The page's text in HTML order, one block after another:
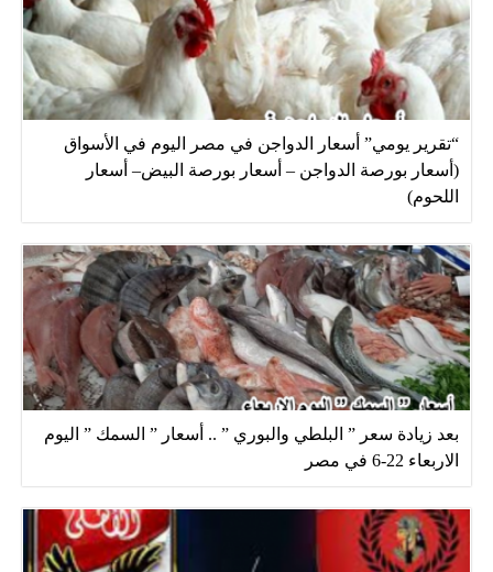
“تقرير يومي” أسعار الدواجن في مصر اليوم في الأسواق
(أسعار بورصة الدواجن – أسعار بورصة البيض– أسعار
اللحوم)
بعد زيادة سعر ” البلطي والبوري ” .. أسعار ” السمك ” اليوم
الاربعاء 22-6 في مصر